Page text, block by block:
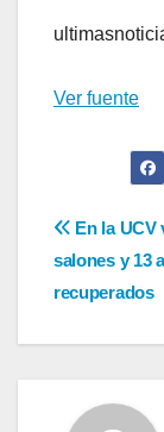
Ver fuente
de
En la UCV
salones y 13
recuperados